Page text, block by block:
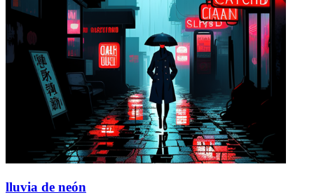
lluvia de neón